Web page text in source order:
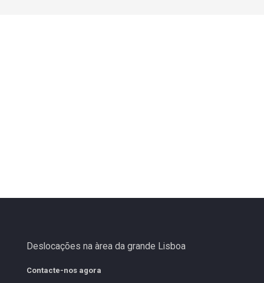
Deslocações na àrea da grande Lisboa
Contacte-nos agora